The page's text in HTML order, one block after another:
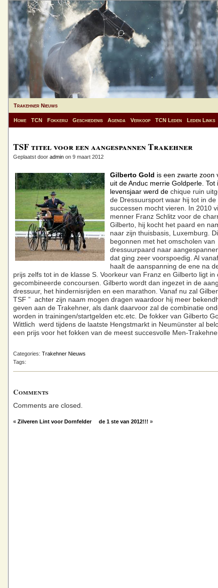
Trakehner Nieuws
Home TCN Fokkerij Geschiedenis Agenda Verkoop TCN Leden Leden Links
TSF titel voor een aangespannen Trakehner
Geplaatst door admin on 9 maart 2012
Gilberto Gold is een zwarte zoon
uit de Anduc merrie Goldperle. Tot
levensjaar werd de chique ruin
de Dressuursport waar hij tot in de
successen mocht vieren. In 2010
menner Franz Schlitz voor de
Gilberto, hij kocht het paard en
naar zijn thuisbasis, Luxemburg.
begonnen met het omscholen van
dressuurpaard naar
dat ging zeer voorspoedig. Al
haalt de aanspanning de ene na
prijs zelfs tot in de klasse S. Voorkeur van Franz en Gilberto ligt in
gecombineerde concoursen. Gilberto wordt dan ingezet in de
dressuur, het hindernisrijden en een marathon. Vanaf nu zal
TSF ” achter zijn naam mogen dragen waardoor hij meer
geven aan de Trakehner, als dank daarvoor zal de combinatie
worden in trainingen/startgelden etc.etc. De fokker van Gilberto
Wittlich werd tijdens de laatste Hengstmarkt in Neumünster al
een prijs voor het fokken van de meest succesvolle Men-
Categories: Trakehner Nieuws
Tags:
Comments
Comments are closed.
« Zilveren Lint voor Dornfelder de 1 ste van 2012!!! »